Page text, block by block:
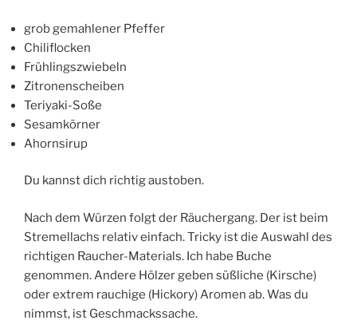
grob gemahlener Pfeffer
Chiliflocken
Frühlingszwiebeln
Zitronenscheiben
Teriyaki-Soße
Sesamkörner
Ahornsirup
Du kannst dich richtig austoben.
Nach dem Würzen folgt der Räuchergang. Der ist beim
Stremellachs relativ einfach. Tricky ist die Auswahl des
richtigen Raucher-Materials. Ich habe Buche
genommen. Andere Hölzer geben süßliche (Kirsche)
oder extrem rauchige (Hickory) Aromen ab. Was du
nimmst, ist Geschmackssache.